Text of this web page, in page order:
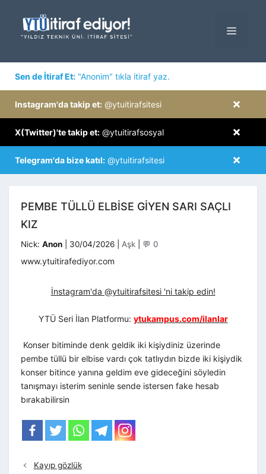
MENÜ
Sen de İtiraf Et: "Anonim" tıkla itiraf yaz.
×
Instagram'da takip et: @ytuitirafsitesi
×
X(Twitter)'te takip et: @ytuitirafsosyal
×
Telegram'da bize katıl: @ytuitirafsitesi
PEMBE TÜLLÜ ELBISE GIYEN SARI SAÇLI
KIZ
Nick: Anon 30/04/2026 Kategoriler
Aşk 💬 0
www.ytuitirafediyor.com
İnstagram'da @ytuitirafsitesi 'ni takip edin!
YTÜ Seri İlan Platformu: ytukampus.com/ilanlar
Konser bitiminde denk geldik iki kişiydiniz üzerinde
pembe tüllü bir elbise vardı çok tatlıydın bizde iki kişiydik
konser bitince yanına geldim eve gideceğini söyledin
tanışmayı isterim seninle sende istersen fake hesab
bırakabilirsin
Kayıp gözlük